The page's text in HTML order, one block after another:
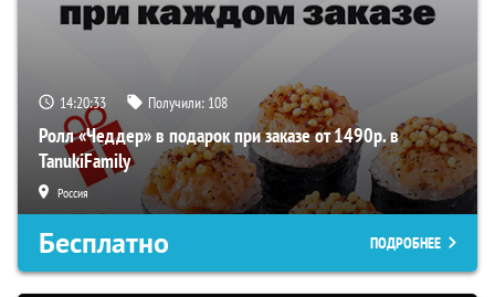
14:20:32 Получили: 108
Ролл «Чеддер» в подарок при заказе от 1490р. в
TanukiFamily
Россия
Бесплатно ПОДРОБНЕЕ